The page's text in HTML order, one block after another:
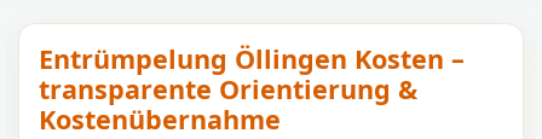
Entrümpelung Öllingen Kosten –
transparente Orientierung &
Kostenübernahme